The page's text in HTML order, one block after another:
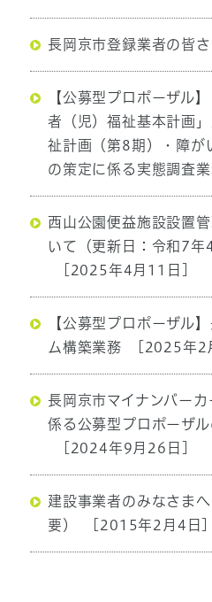
長岡京市登録業者の皆
【公募型プロポーザル
者（児）福祉基本計画
祉計画（第8期）・障が
の策定に係る実態調査
西山公園便益施設設置
いて（更新日：令和7年
[2025年4月11日]
【公募型プロポーザル
ム構築業務
[2025年2
長岡京市マイナンバー
係る公募型プロポーザル
[2024年9月26日]
建設事業者のみなさま
要）
[2015年2月4日]